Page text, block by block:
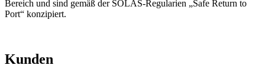
Bereich und sind gemäß der SOLAS-Regularien „Safe Return to
Port“ konzipiert.
Kunden